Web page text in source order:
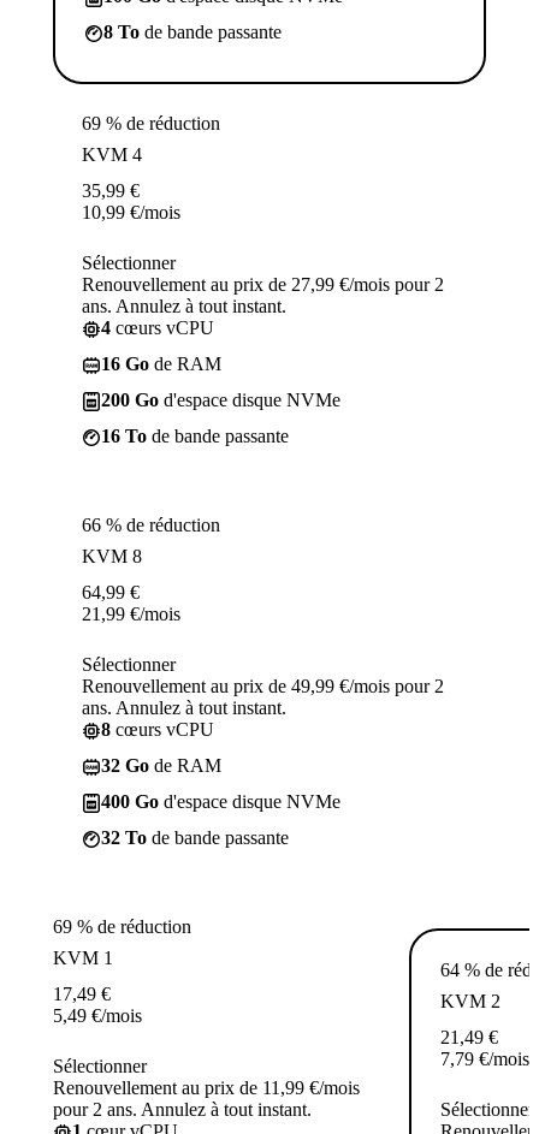
8 To de bande passante
69 % de réduction
KVM 4
35,99 €
10,99 €/mois
Sélectionner
Renouvellement au prix de 27,99 €/mois pour 2
ans. Annulez à tout instant.
4 cœurs vCPU
16 Go de RAM
200 Go d'espace disque NVMe
16 To de bande passante
66 % de réduction
KVM 8
64,99 €
21,99 €/mois
Sélectionner
Renouvellement au prix de 49,99 €/mois pour 2
ans. Annulez à tout instant.
8 cœurs vCPU
32 Go de RAM
400 Go d'espace disque NVMe
32 To de bande passante
69 % de réduction
KVM 1
17,49 €
5,49 €/mois
Sélectionner
Renouvellement au prix de 11,99 €/mois
pour 2 ans. Annulez à tout instant.
64 % de
KVM 2
21,49 €
7,79 €/mois
Sélectionner